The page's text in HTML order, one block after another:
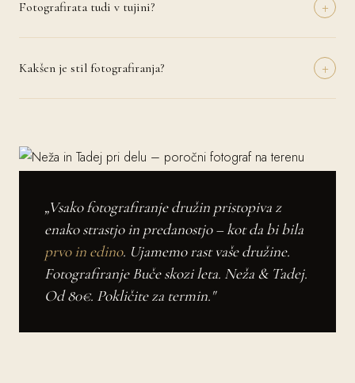
Podrobnosti dogovorimo individualno glede na vaše potrebe.
Fotografirata tudi v tujini? +
izkušnje z romantičnimi destinacijami kot so Toskana, Cinque Terre,
Kakšen je stil fotografiranja? +
Skupaj ustvarimo vaš edinstveni vizualni slog.
„Vsako fotografiranje družin pristopiva z
enako strastjo in predanostjo – kot da bi bila
prvo in edino. Ujamemo rast vaše družine.
Fotografiranje Buče skozi leta. Neža & Tadej.
Od 80€. Pokličite za termin."